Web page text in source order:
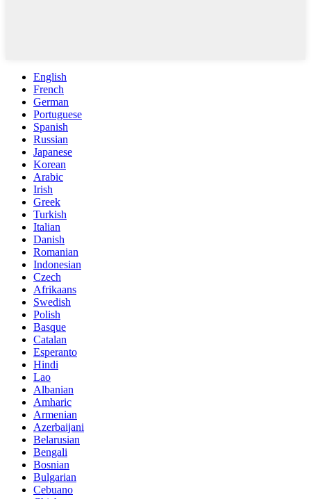
English
French
German
Portuguese
Spanish
Russian
Japanese
Korean
Arabic
Irish
Greek
Turkish
Italian
Danish
Romanian
Indonesian
Czech
Afrikaans
Swedish
Polish
Basque
Catalan
Esperanto
Hindi
Lao
Albanian
Amharic
Armenian
Azerbaijani
Belarusian
Bengali
Bosnian
Bulgarian
Cebuano